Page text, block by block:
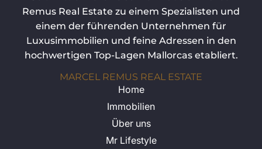
Finca auf Mallorca kaufen
Haus kaufen Mallorca
Wohnung auf Mallorca kaufen
Luxusvilla erste Meereslinie Mallorca
KONTAKTIEREN SIE UNS
Marcel Remus Real Estate
Cami de Genova 4
07014 Palma de Mallorca